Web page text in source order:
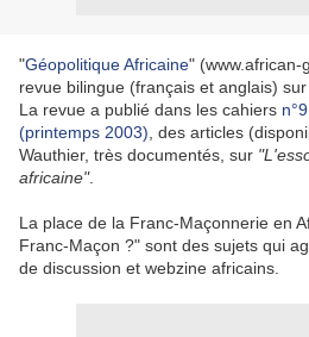
"Géopolitique Africaine" (www.african-
revue bilingue (français et anglais)
La revue a publié dans les cahiers
(printemps 2003) , des articles
Wauthier, très documentés, sur
africaine".
La place de la Franc-Maçonnerie en
Franc-Maçon ?" sont des sujets qui
de discussion et webzine africains.